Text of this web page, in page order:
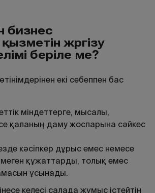
бизнес
қызметін жүргізу
беріле ме?
екі себеппен бас
міндеттерге, мысалы,
қаланың даму жоспарына сәйкес
кәсіпкер дұрыс емес немесе
құжаттарды, толық емес
ұсынады.
келесі салада жұмыс істейтін